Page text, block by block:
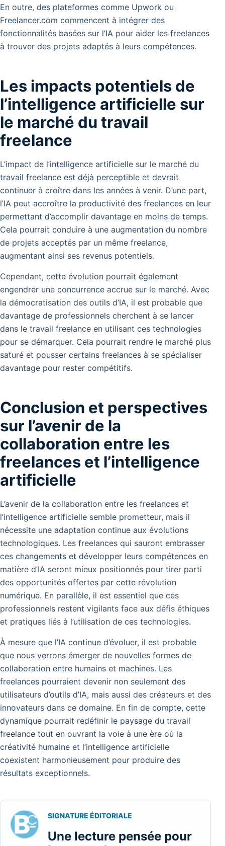
En outre, des plateformes comme Upwork ou
Freelancer.com commencent à intégrer des
fonctionnalités basées sur l’IA pour aider les freelances
à trouver des projets adaptés à leurs compétences.
Les impacts potentiels de
l’intelligence artificielle sur
le marché du travail
freelance
L’impact de l’intelligence artificielle sur le marché du
travail freelance est déjà perceptible et devrait
continuer à croître dans les années à venir. D’une part,
l’IA peut accroître la productivité des freelances en leur
permettant d’accomplir davantage en moins de temps.
Cela pourrait conduire à une augmentation du nombre
de projets acceptés par un même freelance,
augmentant ainsi ses revenus potentiels.
Cependant, cette évolution pourrait également
engendrer une concurrence accrue sur le marché. Avec
la démocratisation des outils d’IA, il est probable que
davantage de professionnels cherchent à se lancer
dans le travail freelance en utilisant ces technologies
pour se démarquer. Cela pourrait rendre le marché plus
saturé et pousser certains freelances à se spécialiser
davantage pour rester compétitifs.
Conclusion et perspectives
sur l’avenir de la
collaboration entre les
freelances et l’intelligence
artificielle
L’avenir de la collaboration entre les freelances et
l’intelligence artificielle semble prometteur, mais il
nécessite une adaptation continue aux évolutions
technologiques. Les freelances qui sauront embrasser
ces changements et développer leurs compétences en
matière d’IA seront mieux positionnés pour tirer parti
des opportunités offertes par cette révolution
numérique. En parallèle, il est essentiel que ces
professionnels restent vigilants face aux défis éthiques
et pratiques liés à l’utilisation de ces technologies.
À mesure que l’IA continue d’évoluer, il est probable
que nous verrons émerger de nouvelles formes de
collaboration entre humains et machines. Les
freelances pourraient devenir non seulement des
utilisateurs d’outils d’IA, mais aussi des créateurs et des
innovateurs dans ce domaine. En fin de compte, cette
dynamique pourrait redéfinir le paysage du travail
freelance tout en ouvrant la voie à une ère où la
créativité humaine et l’intelligence artificielle
coexistent harmonieusement pour produire des
résultats exceptionnels.
SIGNATURE ÉDITORIALE
Une lecture pensée pour